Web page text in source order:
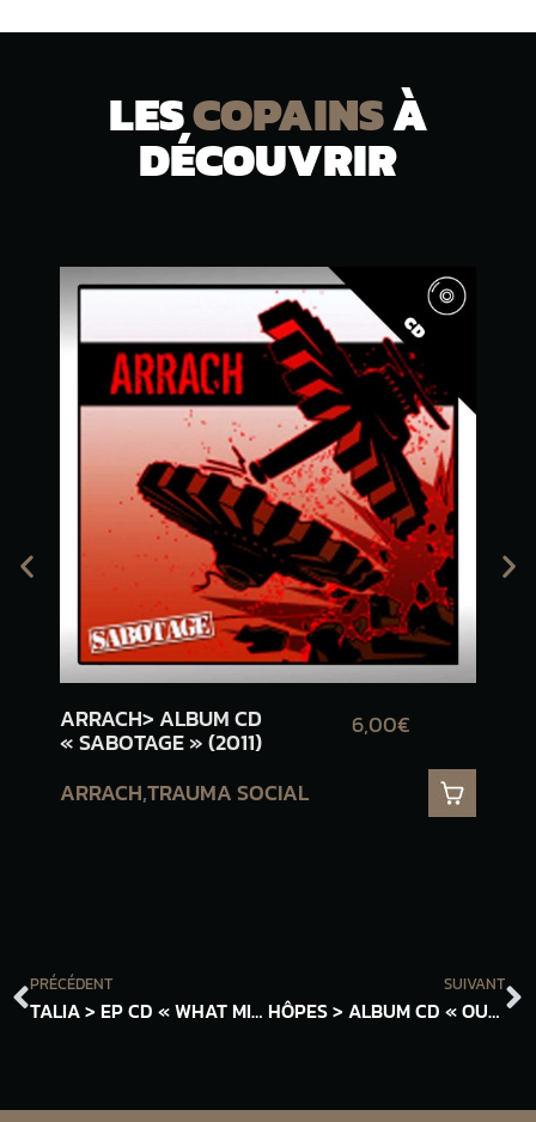
LESCOPAINSÀ
DÉCOUVRIR
ARRACH> ALBUM CD
« SABOTAGE » (2011)
6,00€
ARRACH,TRAUMA SOCIAL
PRÉCÉDENT
TALIA > EP CD « WHAT MIGHT HAVE BEEN » (2023)
SUIVANT
HÔPES > ALBUM CD « OUT OF SHADOWS » (2022)